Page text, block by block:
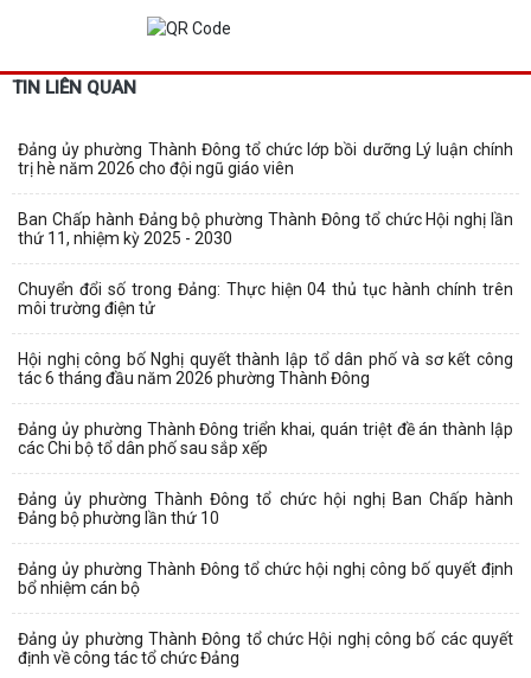
TIN LIÊN QUAN
Đảng ủy phường Thành Đông tổ chức lớp bồi dưỡng Lý luận chính
trị hè năm 2026 cho đội ngũ giáo viên
Ban Chấp hành Đảng bộ phường Thành Đông tổ chức Hội nghị lần
thứ 11, nhiệm kỳ 2025 - 2030
Chuyển đổi số trong Đảng: Thực hiện 04 thủ tục hành chính trên
môi trường điện tử
Hội nghị công bố Nghị quyết thành lập tổ dân phố và sơ kết công
tác 6 tháng đầu năm 2026 phường Thành Đông
Đảng ủy phường Thành Đông triển khai, quán triệt đề án thành lập
các Chi bộ tổ dân phố sau sắp xếp
Đảng ủy phường Thành Đông tổ chức hội nghị Ban Chấp hành
Đảng bộ phường lần thứ 10
Đảng ủy phường Thành Đông tổ chức hội nghị công bố quyết định
bổ nhiệm cán bộ
Đảng ủy phường Thành Đông tổ chức Hội nghị công bố các quyết
định về công tác tổ chức Đảng